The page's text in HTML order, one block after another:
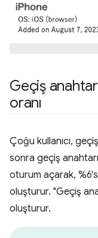
Geçiş
oranı
Çoğu kullanıcı,
sonra geçiş
oturum açarak,
oluşturur. "Geçiş
oluşturur.